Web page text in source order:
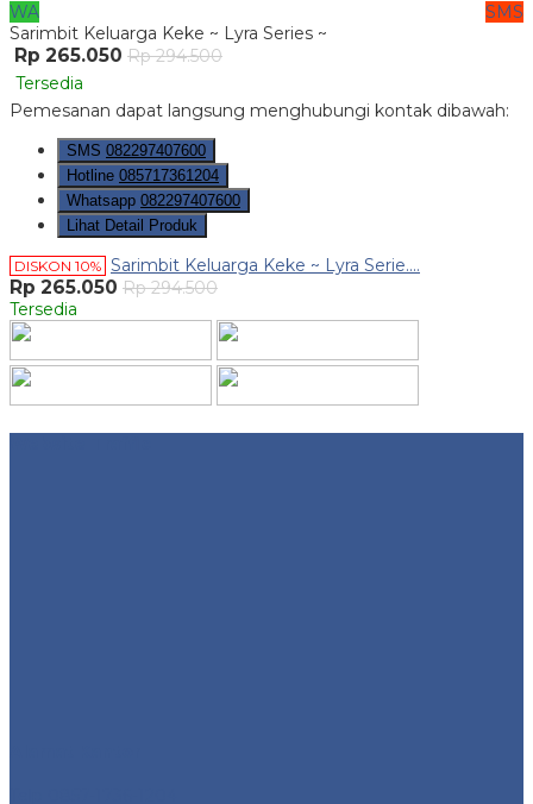
WA
SMS
Sarimbit Keluarga Keke ~ Lyra Series ~
Rp 265.050 Rp 294.500
Tersedia
Pemesanan dapat langsung menghubungi kontak dibawah:
SMS 082297407600
Hotline 085717361204
Whatsapp 082297407600
Lihat Detail Produk
DISKON 10% Sarimbit Keluarga Keke ~ Lyra Serie....
Rp 265.050 Rp 294.500
Tersedia